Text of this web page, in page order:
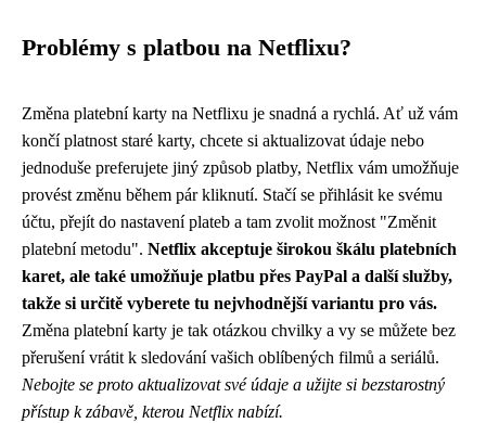
Problémy s platbou na Netflixu?
Změna platební karty na Netflixu je snadná a rychlá. Ať už vám
končí platnost staré karty, chcete si aktualizovat údaje nebo
jednoduše preferujete jiný způsob platby, Netflix vám umožňuje
provést změnu během pár kliknutí. Stačí se přihlásit ke svému
účtu, přejít do nastavení plateb a tam zvolit možnost "Změnit
platební metodu". Netflix akceptuje širokou škálu platebních
karet, ale také umožňuje platbu přes PayPal a další služby,
takže si určitě vyberete tu nejvhodnější variantu pro vás.
Změna platební karty je tak otázkou chvilky a vy se můžete bez
přerušení vrátit k sledování vašich oblíbených filmů a seriálů.
Nebojte se proto aktualizovat své údaje a užijte si bezstarostný
přístup k zábavě, kterou Netflix nabízí.